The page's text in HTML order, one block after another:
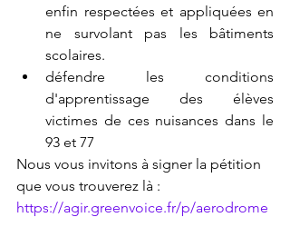
enfin respectées et appliquées en
ne survolant pas les bâtiments
scolaires.
défendre les conditions
d'apprentissage des élèves
victimes de ces nuisances dans le
93 et 77
Nous vous invitons à signer la pétition
que vous trouverez là :
https://agir.greenvoice.fr/p/aerodrome